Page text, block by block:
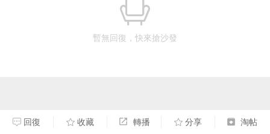
暫無回復，快來搶沙發
回復 收藏 轉播 分享 淘帖